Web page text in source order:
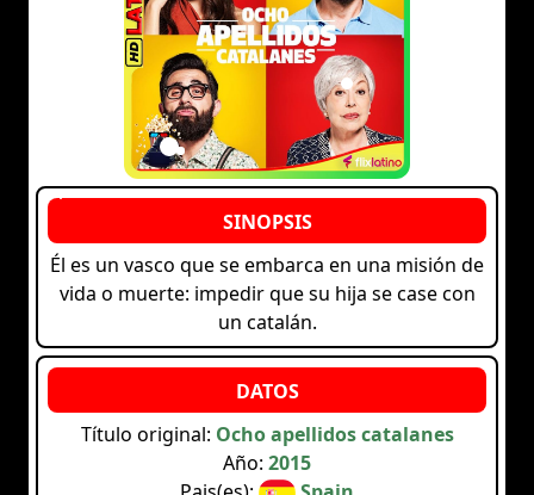
Él es un vasco que se embarca en una misión de
vida o muerte: impedir que su hija se case con
un catalán.
Título original: Ocho apellidos catalanes
Año: 2015